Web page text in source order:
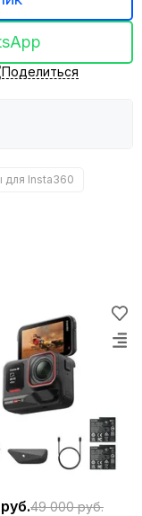
Поделиться
для Insta360
49 000 руб.